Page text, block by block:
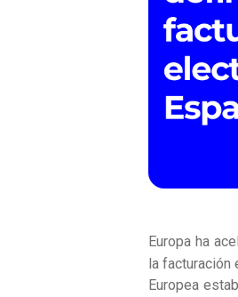
Europa ha
la facturación
Europea